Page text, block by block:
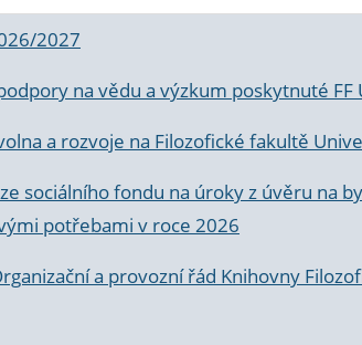
2027
na vědu a výzkum poskytnuté FF
a rozvoje na Filozofické fakultě
sociálního fondu na úroky z úvěru na
potřebami v roce 2026
a provozní řád Knihovny